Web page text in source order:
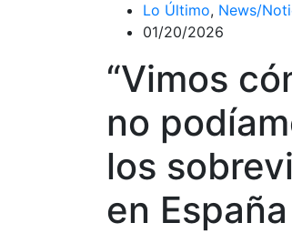
Lo Último, News/
01/20/2026
“Vimos
no
los
en España